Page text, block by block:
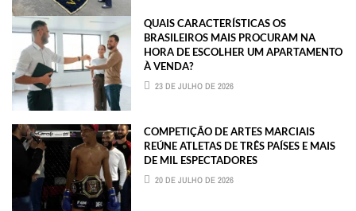
QUAIS CARACTERÍSTICAS OS
BRASILEIROS MAIS PROCURAM NA
HORA DE ESCOLHER UM APARTAMENTO
À VENDA?
23 DE JULHO DE 2026
COMPETIÇÃO DE ARTES MARCIAIS
REÚNE ATLETAS DE TRÊS PAÍSES E MAIS
DE MIL ESPECTADORES
20 DE JULHO DE 2026